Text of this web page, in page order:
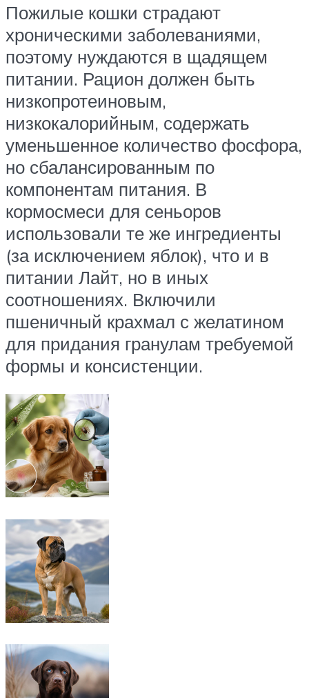
Пожилые кошки страдают
хроническими заболеваниями,
поэтому нуждаются в щадящем
питании. Рацион должен быть
низкопротеиновым,
низкокалорийным, содержать
уменьшенное количество фосфора,
но сбалансированным по
компонентам питания. В
кормосмеси для сеньоров
использовали те же ингредиенты
(за исключением яблок), что и в
питании Лайт, но в иных
соотношениях. Включили
пшеничный крахмал с желатином
для придания гранулам требуемой
формы и консистенции.